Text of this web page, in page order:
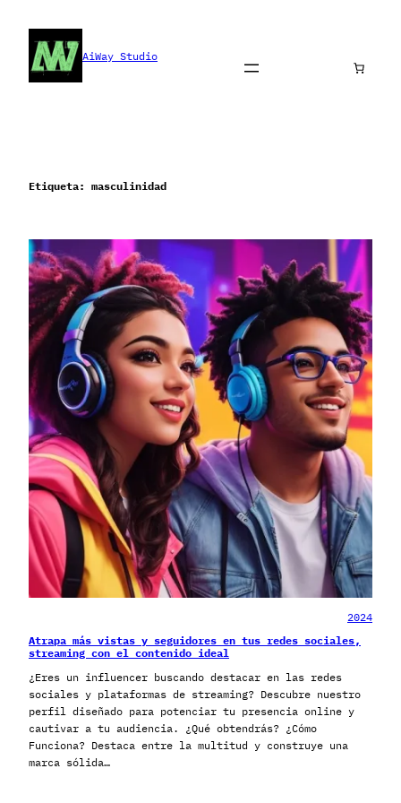
contenido
AiWay Studio
Etiqueta: masculinidad
2024
Atrapa más vistas y seguidores en tus redes sociales,
streaming con el contenido ideal
¿Eres un influencer buscando destacar en las redes
sociales y plataformas de streaming? Descubre nuestro
perfil diseñado para potenciar tu presencia online y
cautivar a tu audiencia. ¿Qué obtendrás? ¿Cómo
Funciona? Destaca entre la multitud y construye una
marca sólida…